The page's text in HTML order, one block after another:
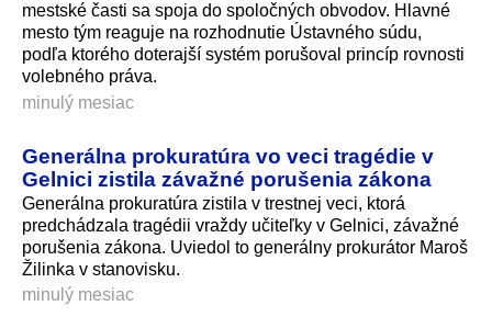
mestské časti sa spoja do spoločných obvodov. Hlavné
mesto tým reaguje na rozhodnutie Ústavného súdu,
podľa ktorého doterajší systém porušoval princíp rovnosti
volebného práva.
minulý mesiac
Generálna prokuratúra vo veci tragédie v
Gelnici zistila závažné porušenia zákona
Generálna prokuratúra zistila v trestnej veci, ktorá
predchádzala tragédii vraždy učiteľky v Gelnici, závažné
porušenia zákona. Uviedol to generálny prokurátor Maroš
Žilinka v stanovisku.
minulý mesiac